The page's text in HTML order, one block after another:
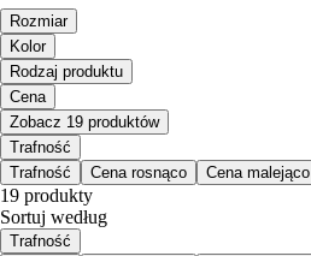
Rozmiar
Kolor
Rodzaj produktu
Cena
Zobacz 19 produktów
Trafność
Trafność
Cena rosnąco Cena malejąco
19 produkty
Sortuj według
Trafność